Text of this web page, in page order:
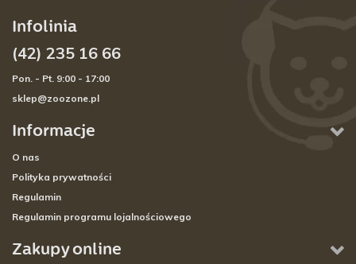
Informacje
O nas
Polityka prywatności
Regulamin
Regulamin programu lojalnościowego
Zakupy online
Infolinia
(42) 235 16 66
Pon. - Pt. 9:00 - 17:00
sklep@zoozone.pl